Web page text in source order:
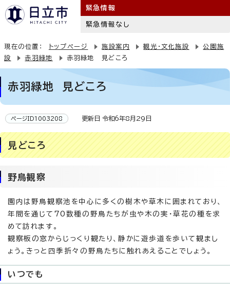
緊急情報
緊急情報なし
現在の位置： トップページ 施設案内 観光・文化施設
公園施
設
赤羽緑地 赤羽緑地 見どころ
赤羽緑地 見どころ
ページID1003208 更新日 令和6年8月29日
見どころ
野鳥観察
園内は野鳥観察池を中心に多くの樹木や草木に囲まれており、
年間を通じて70数種の野鳥たちが虫や木の実・草花の種を求
めて訪れます。
観察板の窓からじっくり観たり、静かに遊歩道を歩いて観まし
ょう。きっと四季折々の野鳥たちに触れあえることでしょう。
いつでも